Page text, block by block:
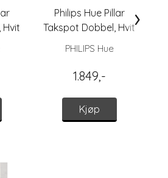
Hvit
Philips Hue Pillar
Takspot Dobbel, Hvit
PHILIPS Hue
1.849,-
Kjøp
›